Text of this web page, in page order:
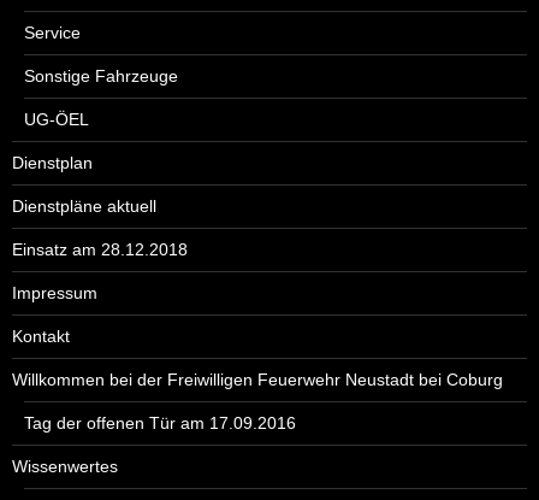
Service
Sonstige Fahrzeuge
UG-ÖEL
Dienstplan
Dienstpläne aktuell
Einsatz am 28.12.2018
Impressum
Kontakt
Willkommen bei der Freiwilligen Feuerwehr Neustadt bei Coburg
Tag der offenen Tür am 17.09.2016
Wissenwertes